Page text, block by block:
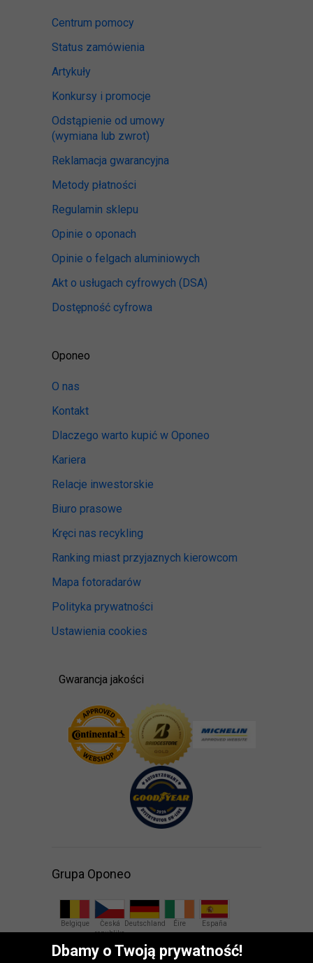
Centrum pomocy
Status zamówienia
Artykuły
Konkursy i promocje
Odstąpienie od umowy
(wymiana lub zwrot)
Reklamacja gwarancyjna
Metody płatności
Regulamin sklepu
Opinie o oponach
Opinie o felgach aluminiowych
Akt o usługach cyfrowych (DSA)
Dostępność cyfrowa
Oponeo
O nas
Kontakt
Dlaczego warto kupić w Oponeo
Kariera
Relacje inwestorskie
Biuro prasowe
Kręci nas recykling
Ranking miast przyjaznych kierowcom
Mapa fotoradarów
Polityka prywatności
Ustawienia cookies
Gwarancja jakości
Grupa Oponeo
Belgique
Česká
republika
Deutschland Éire España
Dbamy o Twoją prywatność!